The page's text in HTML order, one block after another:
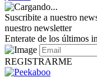
Suscribite a nuestro
nuestro newsletter
Enterate de los últimos
REGISTRARME